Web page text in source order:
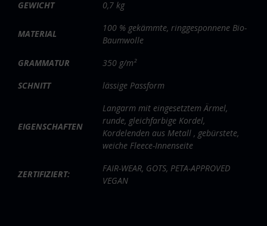
GEWICHT 0,7 kg
MATERIAL
100 % gekämmte, ringgesponnene Bio-
Baumwolle
GRAMMATUR
350 g/m²
SCHNITT
lässige Passform
EIGENSCHAFTEN
Langarm mit eingesetztem Ärmel,
runde, gleichfarbige Kordel,
Kordelenden aus Metall , gebürstete,
weiche Fleece-Innenseite
ZERTIFIZIERT:
FAIR-WEAR, GOTS, PETA-APPROVED
VEGAN